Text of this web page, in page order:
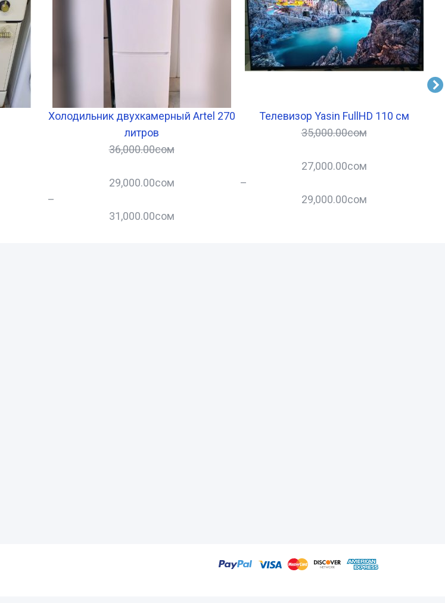
Холодильник двухкамерный Artel 270
литров
36,000.00сом
29,000.00сом
–
31,000.00сом
Телевизор Yasin FullHD 110 см
35,000.00сом
27,000.00сом
–
29,000.00сом